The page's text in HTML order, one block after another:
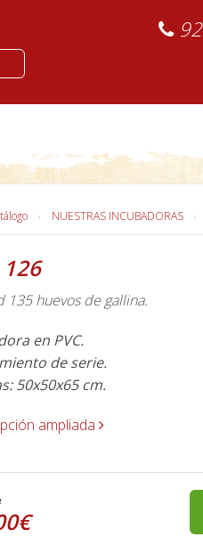
NUESTRAS INCUBADORAS
135 huevos de gallina.
en PVC.
de serie.
50x50x65 cm.
ampliada